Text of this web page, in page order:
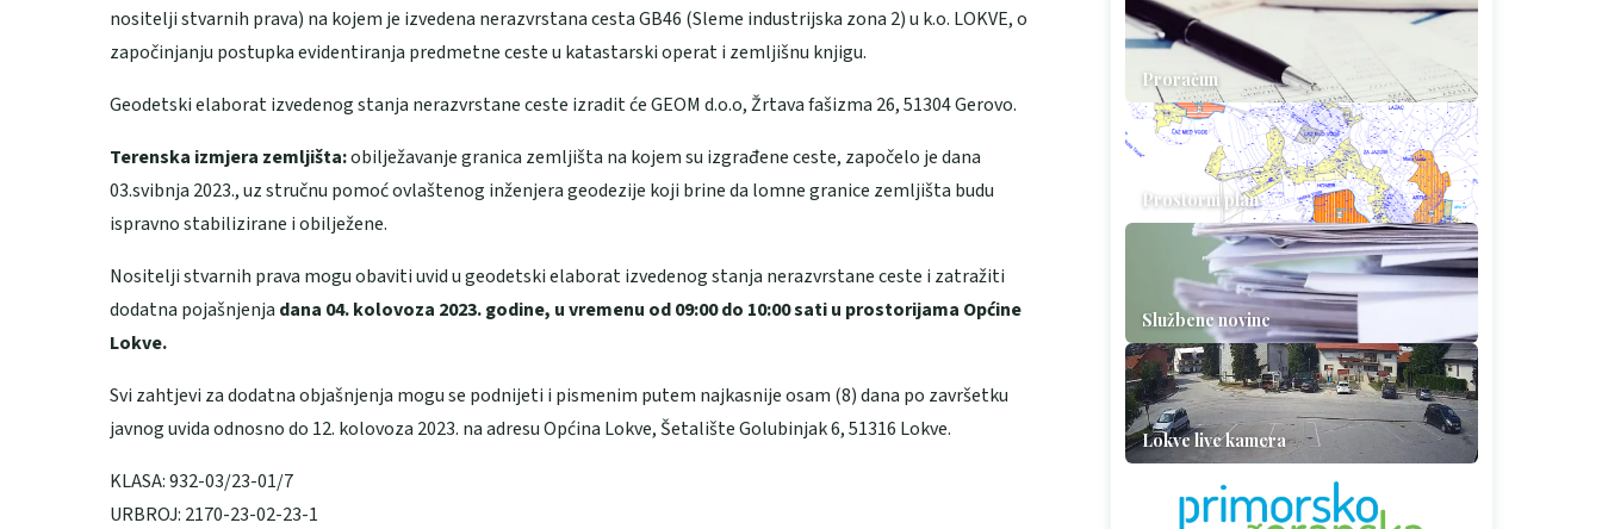
nositelji stvarnih prava) na kojem je izvedena nerazvrstana cesta GB46 (Sleme industrijska zona 2) u k.o. LOKVE, o
započinjanju postupka evidentiranja predmetne ceste u katastarski operat i zemljišnu knjigu.
Geodetski elaborat izvedenog stanja nerazvrstane ceste izradit će GEOM d.o.o, Žrtava fašizma 26, 51304 Gerovo.
Terenska izmjera zemljišta:obilježavanje granica zemljišta na kojem su izgrađene ceste, započelo je dana
03.svibnja 2023., uz stručnu pomoć ovlaštenog inženjera geodezije koji brine da lomne granice zemljišta budu
ispravno stabilizirane i obilježene.
Nositelji stvarnih prava mogu obaviti uvid u geodetski elaborat izvedenog stanja nerazvrstane ceste i zatražiti
dodatna pojašnjenja dana 04. kolovoza 2023. godine, u vremenu od 09:00 do 10:00 sati u prostorijama Općine
Lokve.
Svi zahtjevi za dodatna objašnjenja mogu se podnijeti i pismenim putem najkasnije osam (8) dana po završetku
javnog uvida odnosno do 12. kolovoza 2023. na adresu Općina Lokve, Šetalište Golubinjak 6, 51316 Lokve.
KLASA: 932-03/23-01/7
URBROJ: 2170-23-02-23-1
Proračun
Prostorni plan
Službene novine
Lokve live kamera